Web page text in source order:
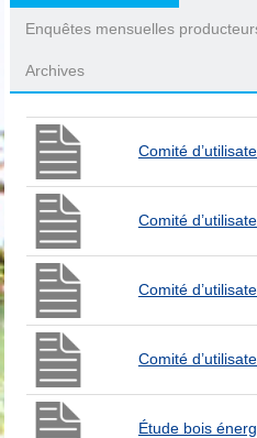
Enquêtes mensuelles
Archives
Comité
Comité
Comité
Comité
Étude bois